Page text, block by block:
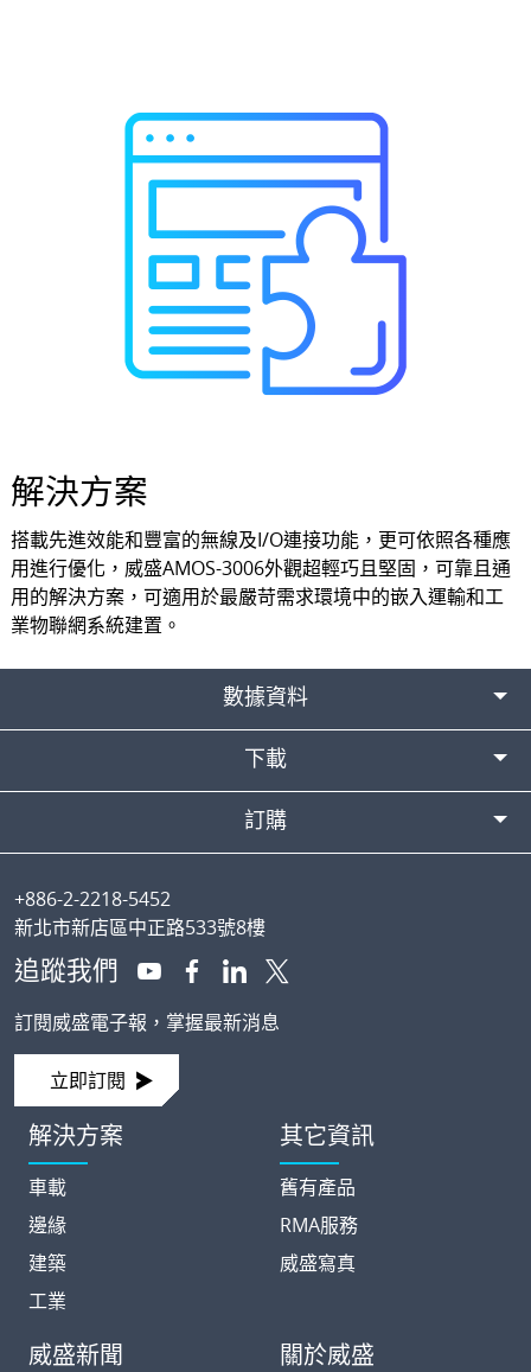
解決方案
搭載先進效能和豐富的無線及I/O連接功能，更可依照各種應
用進行優化，威盛AMOS-3006外觀超輕巧且堅固，可靠且通
用的解決方案，可適用於最嚴苛需求環境中的嵌入運輸和工
業物聯網系統建置。
數據資料
下載
訂購
+886-2-2218-5452
新北市新店區中正路533號8樓
追蹤我們
訂閱威盛電子報，掌握最新消息
立即訂閱
解決方案
車載
邊緣
建築
工業
其它資訊
舊有產品
RMA服務
威盛寫真
威盛新聞 關於威盛